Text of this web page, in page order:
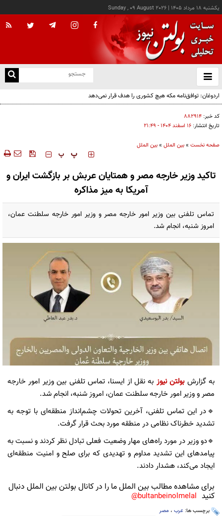
يکشنبه ۱۸ مرداد ۱۴۰۵ |
Sunday , 09 August 2026
باز
و
اردوغان: توافق‌نامه مکه هیچ کشوری را هدف قرار نمی‌دهد
کد خبر: ۸۸۲۹۱۴
تاریخ انتشار: ۱۶ اسفند ۱۴۰۴ - ۲۱:۴۹
صفحه نخست »بین الملل »بین الملل
‍‍‍ پ پ
تاکید وزیر خارجه مصر و همتایان عربش بر بازگشت ایران و
آمریکا به میز مذاکره
تماس تلفنی بین وزیر امور خارجه مصر و وزیر امور خارجه سلطنت عمان،
امروز شنبه، انجام شد.
به گزارشبولتن نیوز به نقل از ایسنا، تماس تلفنی بین وزیر امور خارجه
مصر و وزیر امور خارجه سلطنت عمان، امروز شنبه، انجام شد.
🔹در این تماس تلفنی، آخرین تحولات چشم‌انداز منطقه‌ای با توجه به
تشدید خطرناک نظامی در منطقه مورد بحث قرار گرفت.
🔹دو وزیر در مورد راه‌های مهار وضعیت فعلی تبادل نظر کردند و نسبت به
پیامدهای این تشدید مداوم و تهدیدی که برای صلح و امنیت منطقه‌ای
ایجاد می‌کند، هشدار دادند.
برای مشاهده مطالب بین الملل ما را در کانال بولتن بین الملل دنبال
کنید bultanbeinolmelal@
برچسب ها: عرب ، مصر